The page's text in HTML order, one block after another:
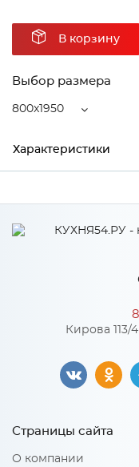
В корзину
Выбор размера
800x1950
Характеристики
Высота
Особенности
Размер спального
Жесткость матраса: 1
Кирова 113/
Страницы сайта
О компании